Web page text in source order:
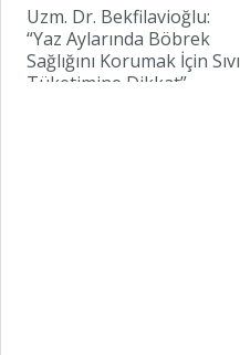
Uzm. Dr. Bekfilavioğlu:
“Yaz Aylarında Böbrek
Sağlığını Korumak İçin Sıvı
Tüketimine Dikkat”